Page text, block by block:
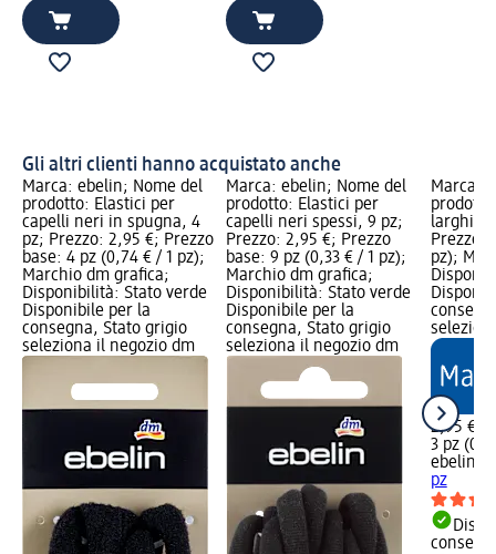
Gli altri clienti hanno acquistato anche
Marca: ebelin; Nome del
prodotto: Elastici per
capelli neri in spugna, 4
pz; Prezzo: 2,95 €; Prezzo
base: 4 pz (0,74 € / 1 pz);
Marchio dm grafica;
Disponibilità: Stato verde
Disponibile per la
consegna, Stato grigio
seleziona il negozio dm
Marca: ebelin; Nome del
prodotto: Elastici per
capelli neri spessi, 9 pz;
Prezzo: 2,95 €; Prezzo
base: 9 pz (0,33 € / 1 pz);
Marchio dm grafica;
Disponibilità: Stato verde
Disponibile per la
consegna, Stato grigio
seleziona il negozio dm
Marca:
larghi, 3
Prezzo
pz);
2,95 €
3 pz
ebelin
pz